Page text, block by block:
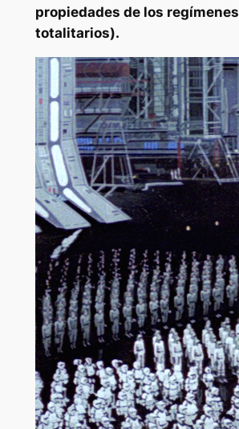
propiedades de los regímenes
totalitarios).